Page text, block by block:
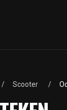
Scooter